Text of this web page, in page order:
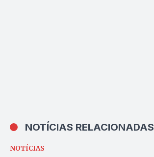
NOTÍCIAS RELACIONADAS
NOTÍCIAS